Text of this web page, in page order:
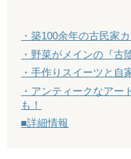
・築100余年の古民家
・野菜がメインの『古
・手作りスイーツと自
・アンティークなアー
も！
■詳細情報